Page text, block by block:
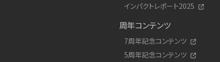
インパクトレポート2025
周年コンテンツ
7周年記念コンテンツ
5周年記念コンテンツ